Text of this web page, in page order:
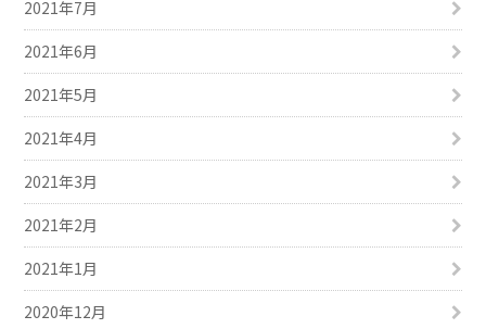
2021年7月
2021年6月
2021年5月
2021年4月
2021年3月
2021年2月
2021年1月
2020年12月